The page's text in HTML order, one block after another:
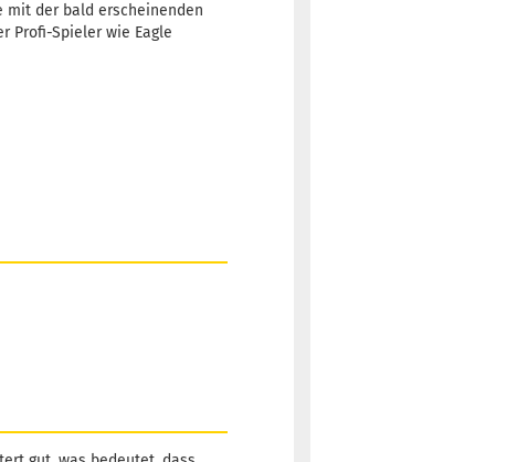
mit der bald erscheinenden
Profi-Spieler wie Eagle